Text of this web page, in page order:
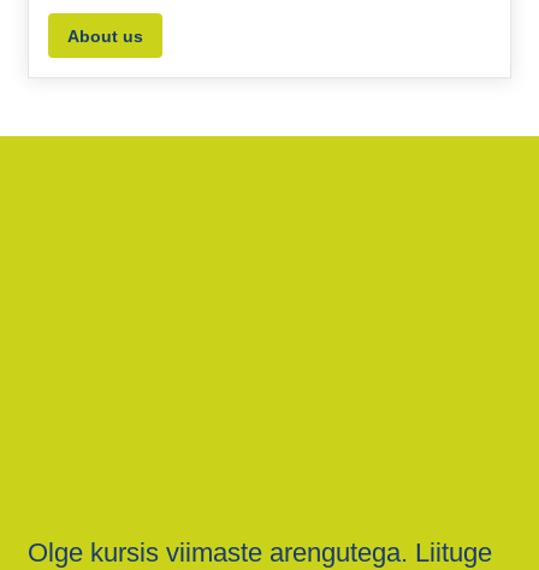
About us
Olge kursis viimaste arengutega. Liituge